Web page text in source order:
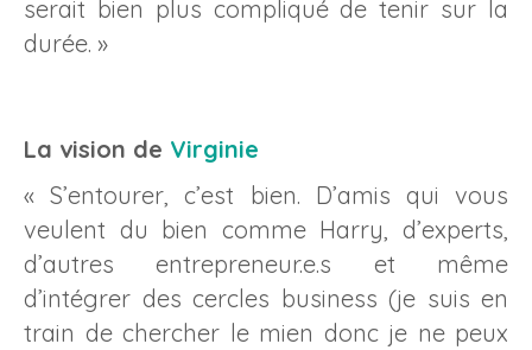
serait bien plus compliqué de tenir sur la
durée. »
La vision de Virginie
« S’entourer, c’est bien. D’amis qui vous
veulent du bien comme Harry, d’experts,
d’autres entrepreneur.e.s et même
d’intégrer des cercles business (je suis en
train de chercher le mien donc je ne peux